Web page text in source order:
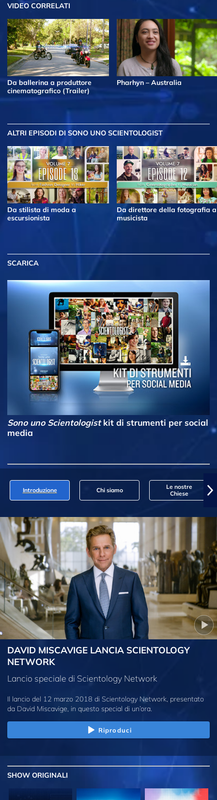
VIDEO CORRELATI
Da ballerina a produttore
cinematografico (Trailer)
Pharhyn – Australia
ALTRI EPISODI DI SONO UNO SCIENTOLOGIST
Da stilista di moda a
escursionista
Da direttore della fotografia a
musicista
SCARICA
Sono uno Scientologistkit di strumenti per social
media
Introduzione Chi siamo
Le nostre
Chiese
DAVID MISCAVIGE LANCIA SCIENTOLOGY
NETWORK
Lancio speciale di Scientology Network
Il lancio del 12 marzo 2018 di Scientology Network, presentato
da David Miscavige, in questo special di un’ora.
Riproduci
SHOW ORIGINALI